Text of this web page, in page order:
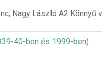
Nagy László A2 Könnyű
40-ben és 1999-ben)